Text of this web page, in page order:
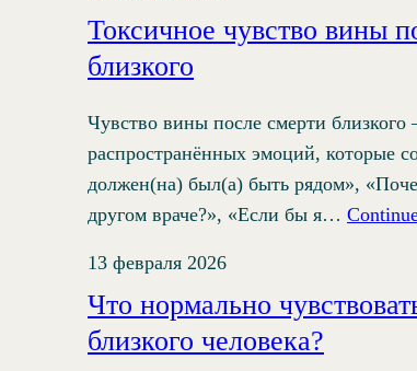
Токсичное чувство вины
близкого
Чувство вины после смерти близкого
распространённых эмоций, которые
должен(на) был(а) быть рядом»,
другом враче?», «Если бы я…
13 февраля 2026
Что нормально
близкого человека?